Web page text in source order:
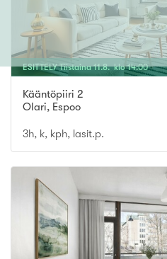
ESITTELY Tiistaina 11.8. klo14:00
Kääntöpiiri 2
Olari, Espoo
3h, k, kph, lasit.p.